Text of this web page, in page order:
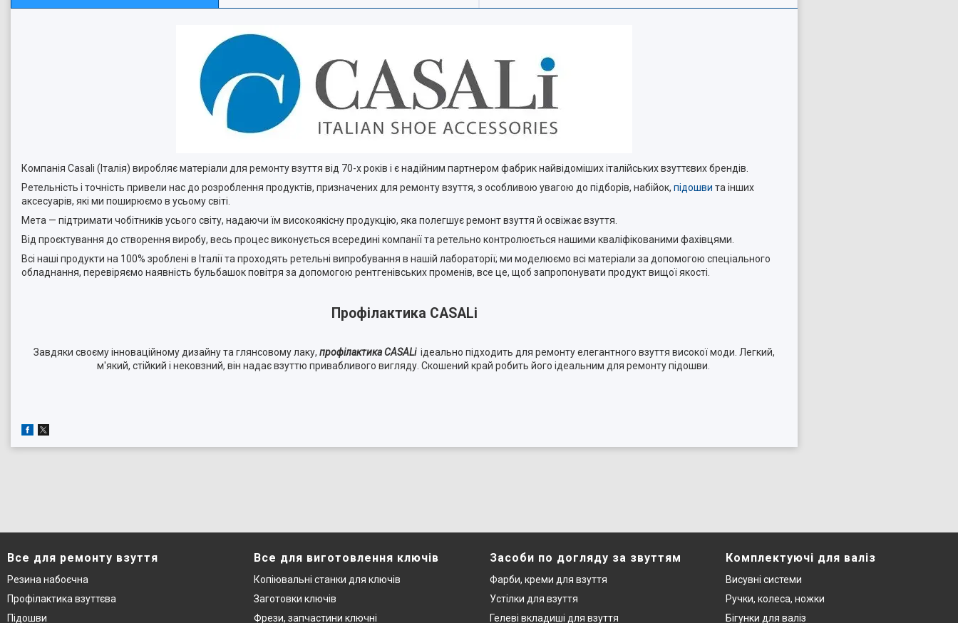
Компанія Casali (Італія) виробляє матеріали для ремонту взуття від 70-х років і є надійним партнером фабрик найвідоміших італійських взуттєвих брендів.
Ретельність і точність привели нас до розроблення продуктів, призначених для ремонту взуття, з особливою увагою до підборів, набійок, підошви та інших
аксесуарів, які ми поширюємо в усьому світі.
Мета — підтримати чобітників усього світу, надаючи їм високоякісну продукцію, яка полегшує ремонт взуття й освіжає взуття.
Від проєктування до створення виробу, весь процес виконується всередині компанії та ретельно контролюється нашими кваліфікованими фахівцями.
Всі наші продукти на 100% зроблені в Італії та проходять ретельні випробування в нашій лабораторії; ми моделюємо всі матеріали за допомогою спеціального
обладнання, перевіряємо наявність бульбашок повітря за допомогою рентгенівських променів, все це, щоб запропонувати продукт вищої якості.
Профілактика CASALi
Завдяки своєму інноваційному дизайну та глянсовому лаку, профілактика CASALi ідеально підходить для ремонту елегантного взуття високої моди. Легкий,
м'який, стійкий і нековзний, він надає взуттю привабливого вигляду. Скошений край робить його ідеальним для ремонту підошви.
Все для ремонту взуття
Резина набоєчна
Профілактика взуттєва
Підошви
Все для виготовлення ключів
Копіювальні станки для ключів
Заготовки ключів
Фрези, запчастини ключні
Засоби по догляду за звуттям
Фарби, креми для взуття
Устілки для взуття
Гелеві вкладиші для взуття
Комплектуючі для валіз
Висувні системи
Ручки, колеса, ножки
Бігунки для валіз